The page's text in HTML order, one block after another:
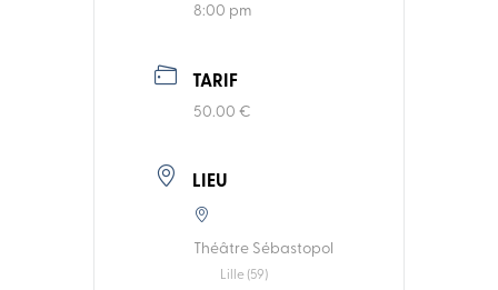
8:00 pm
TARIF
50.00 €
LIEU
Théâtre Sébastopol
Lille (59)